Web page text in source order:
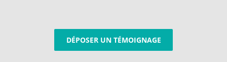
DÉPOSER UN TÉMOIGNAGE